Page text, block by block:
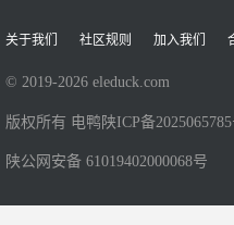
关于我们 社区规则 加入我们
© 2019-2026 eleduck.com
版权所有 电鸭 陕ICP备
陕公网安备 61019402000068号